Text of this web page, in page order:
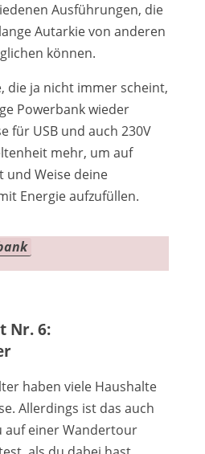
Ausführungen, die
Autarkie von anderen
können.
die ja nicht immer scheint,
Powerbank wieder
für USB und auch 230V
mehr, um auf
und Weise deine
Energie aufzufüllen.
Nr. 6:
haben viele Haushalte
Allerdings ist das auch
auf einer Wandertour